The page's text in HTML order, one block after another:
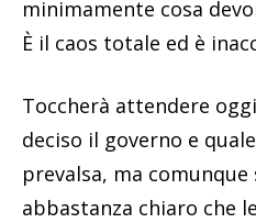
minimamente cosa
È il caos totale ed è
Toccherà attendere
deciso il governo e
prevalsa, ma
abbastanza chiaro che